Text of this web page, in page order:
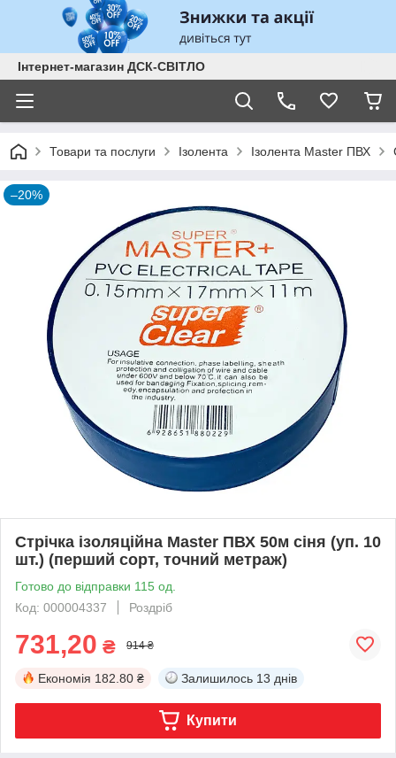
Інтернет-магазин ДСК-СВІТЛО
Товари та послуги Ізолента Ізолента Master ПВХ
–20%
Стрічка ізоляційна Master ПВХ 50м сіня (уп. 10
шт.) (перший сорт, точний метраж)
Готово до відправки 115 од.
Код: 000004337
Роздріб
731,20 ₴ 914 ₴
Економія 182.80 ₴ Залишилось 13 днів
Купити